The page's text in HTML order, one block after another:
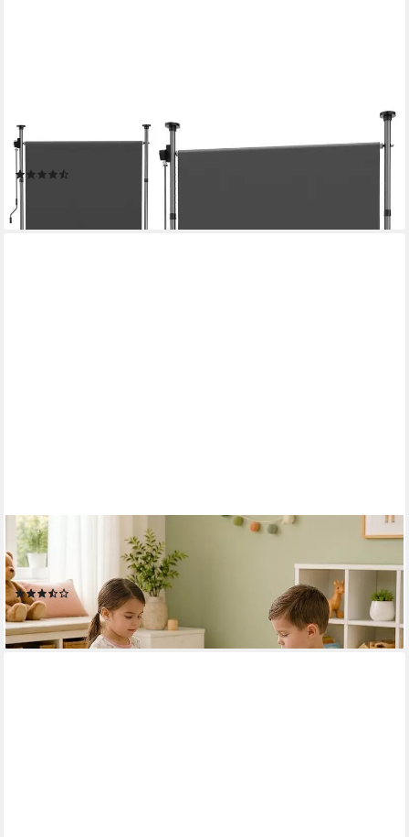
Balkonsichtschutz Klemmmarkise Senkrechtmarkise
höhenverstellbar 100x310 cm - Anthrazit
lieferbar - in 3-4 Werktagen bei dir
BABY VIVO
Kindersitzgruppe multifunktionaler Tisch 2 Stühle aus Holz -
Moritz
(6)
54,90 €
lieferbar - in 3-4 Werktagen bei dir